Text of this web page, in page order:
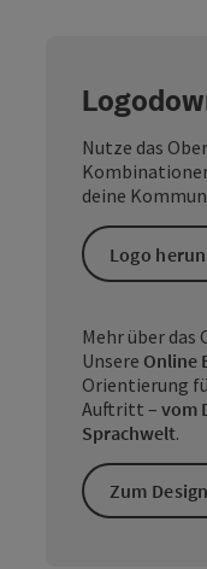
Nutze das
deine
Logo
Mehr über das
Unsere Online
Orientierung
Auftritt – vom
Sprachwelt.
Zum Design